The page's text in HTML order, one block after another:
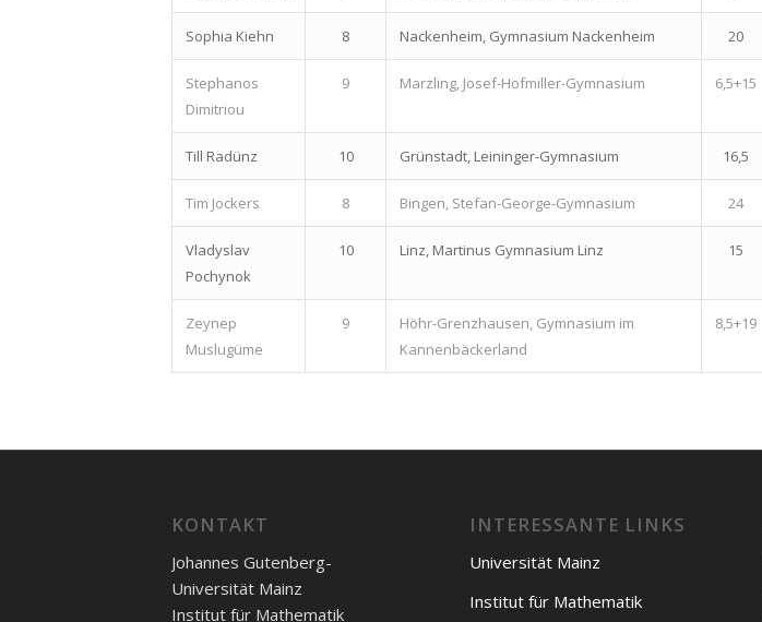
Sophia Kiehn 8 Nackenheim, Gymnasium Nackenheim 20
Stephanos
Dimitriou
9 Marzling, Josef-Hofmiller-Gymnasium 6,5+15
Till Radünz 10 Grünstadt, Leininger-Gymnasium 16,5
Tim Jockers 8 Bingen, Stefan-George-Gymnasium 24
Vladyslav
Pochynok
10 Linz, Martinus Gymnasium Linz 15
Zeynep
Muslugüme
9
Höhr-Grenzhausen, Gymnasium im
Kannenbäckerland
8,5+19
KONTAKT
Johannes Gutenberg-
Universität Mainz
Institut für Mathematik
INTERESSANTE LINKS
Universität Mainz
Institut für Mathematik